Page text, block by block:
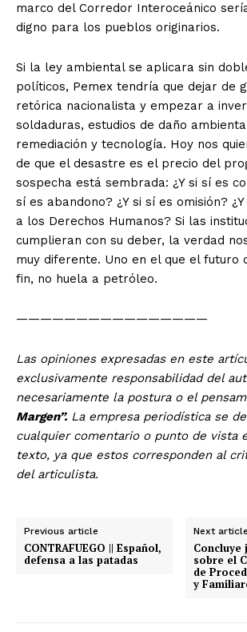
marco del Corredor Interoceánico
digno para los pueblos originarios.
Si la ley ambiental se aplicara sin
políticos, Pemex tendría que dejar de
retórica nacionalista y empezar a
soldaduras, estudios de daño
remediación y tecnología. Hoy nos
de que el desastre es el precio del
sospecha está sembrada: ¿Y si sí es
sí es abandono? ¿Y si sí es omisión?
a los Derechos Humanos? Si las
cumplieran con su deber, la verdad
muy diferente. Uno en el que el futuro
fin, no huela a petróleo.
————————————————
Las opiniones expresadas en este
exclusivamente responsabilidad del
necesariamente la postura o el
Margen”. La empresa periodística se
cualquier comentario o punto de vista
texto, ya que estos corresponden al
del articulista.
Previous article
CONTRAFUEGO || Español,
defensa a las patadas
Next article
sobre el
de
y